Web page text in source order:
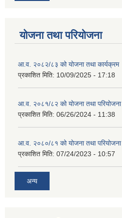
योजना तथा परियोजना
आ.व. २०८२/८३ को योजना तथा कार्यक्रम
प्रकाशित मिति: 10/09/2025 - 17:18
आ.व. २०८१/८२ को योजना तथा परियोजना
प्रकाशित मिति: 06/26/2024 - 11:38
आ.व. २०८०/८१ को योजना तथा परियोजना
प्रकाशित मिति: 07/24/2023 - 10:57
अन्य